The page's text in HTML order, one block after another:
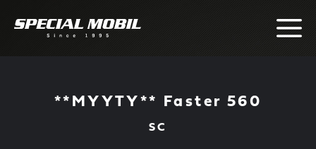
**MYYTY** Faster 560
SC